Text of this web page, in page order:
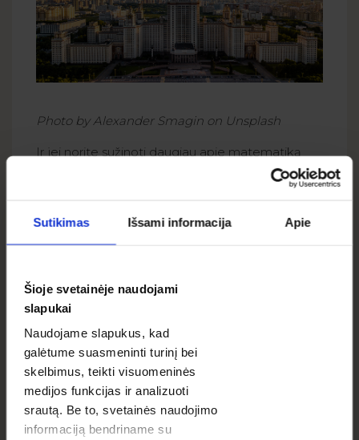
Sutikimas Išsami informacija Apie
Šioje svetainėje naudojami
slapukai
Naudojame slapukus, kad
galėtume suasmeninti turinį bei
skelbimus, teikti visuomeninės
medijos funkcijas ir analizuoti
srautą. Be to, svetainės naudojimo
informaciją bendriname su
Photo by Alexander Smagin on Unsplash
Ir jei norite sužinoti daugiau apie matematiką
fotografijoje ir jos pagrindinius principus dėl
8. Iš kairės į dešinę